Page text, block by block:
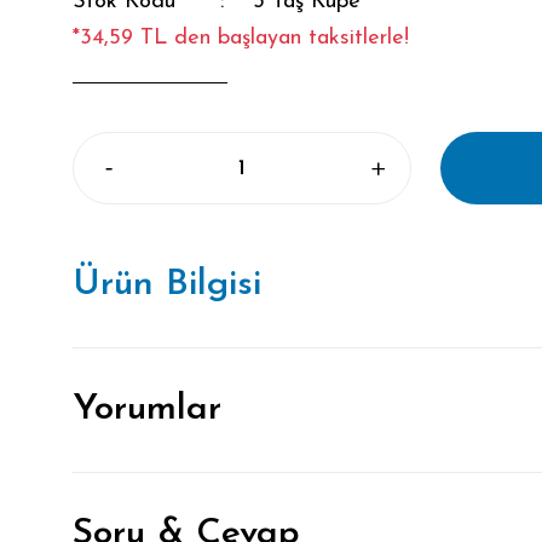
*34,59 TL den başlayan taksitlerle!
Ürün Bilgisi
Yorumlar
Soru & Cevap